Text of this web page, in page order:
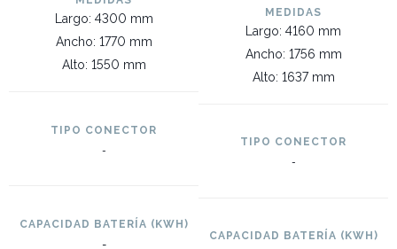
Largo: 4300 mm
Ancho: 1770 mm
Alto: 1550 mm
TIPO CONECTOR
-
CAPACIDAD BATERÍA (KWH)
-
MEDIDAS
Largo: 4160 mm
Ancho: 1756 mm
Alto: 1637 mm
TIPO CONECTOR
-
CAPACIDAD BATERÍA (KWH)